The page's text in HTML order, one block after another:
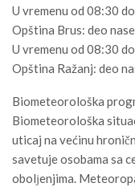
U vremenu od 08:30
Opština Brus: deo
U vremenu od 08:30
Opština Ražanj: deo
Biometeorološka
Biometeorološka
uticaj na većinu
savetuje osobama sa
obolјenjima.